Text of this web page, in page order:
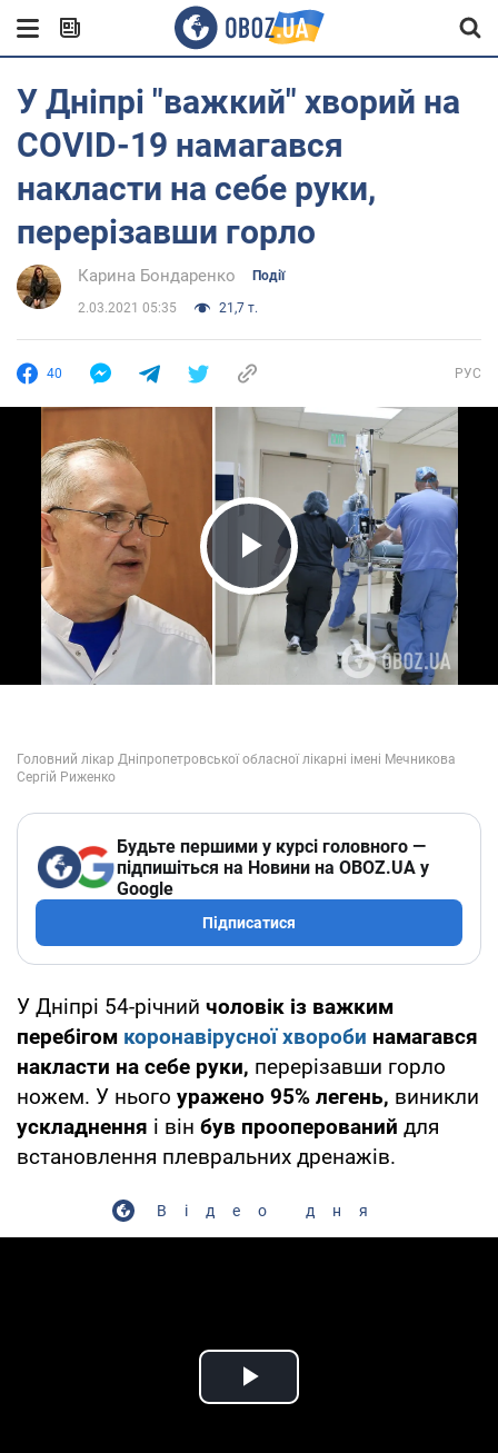
У Дніпрі "важкий" хворий на
COVID-19 намагався
накласти на себе руки,
перерізавши горло
Карина Бондаренко Події
2.03.2021 05:35 21,7 т.
40 РУС
Play Video
Будьте першими у курсі головного —
підпишіться на Новини на OBOZ.UA у
Google
Підписатися
У Дніпрі 54-річний чоловік із важким
перебігом коронавірусної хвороби намагався
накласти на себе руки, перерізавши горло
ножем. У нього уражено 95% легень, виникли
ускладнення і він був прооперований для
встановлення плевральних дренажів.
Відео дня
Play Video